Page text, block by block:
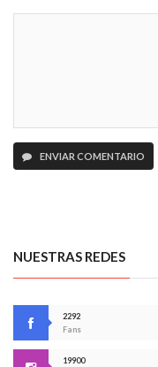
ENVIAR COMENTARIO
NUESTRAS REDES
2292
Fans
19900